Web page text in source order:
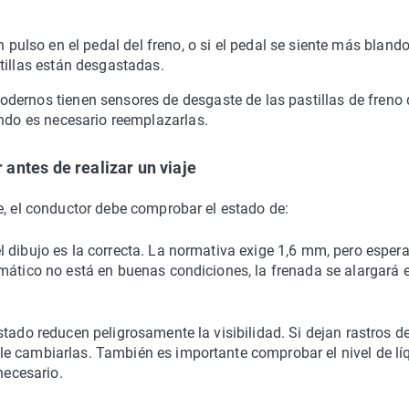
pulso en el pedal del freno, o si el pedal se siente más
están desgastadas.
tienen sensores de desgaste de las pastillas de freno
es necesario reemplazarlas.
antes de realizar un viaje
el conductor debe comprobar el estado de:
es la correcta. La normativa exige 1,6 mm, pero
no está en buenas condiciones, la frenada se alargará
reducen peligrosamente la visibilidad. Si dejan rastros
cambiarlas. También es importante comprobar el nivel de